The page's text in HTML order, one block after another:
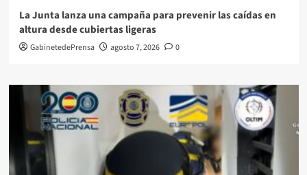
La Junta lanza una campaña para prevenir las caídas en
altura desde cubiertas ligeras
GabinetedePrensa agosto 7, 2026 0